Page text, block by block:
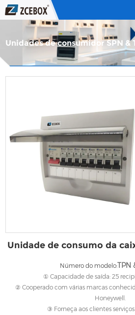
Lar
Serviço
Entre em
Unidades de consumidor SPN &
Unidade de consumo da
Número do modelo:TPN
① Capacidade de saída: 25
② Cooperado com várias marcas
Honeywell.
③ Forneça aos clientes serviços